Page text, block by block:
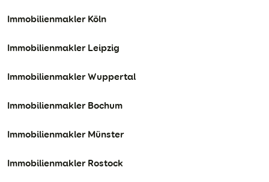
Immobilienmakler Köln
Immobilienmakler Leipzig
Immobilienmakler Wuppertal
Immobilienmakler Bochum
Immobilienmakler Münster
Immobilienmakler Rostock